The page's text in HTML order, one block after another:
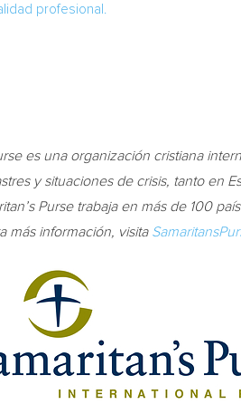
profesional.
es una organización cristiana
y situaciones de crisis, tanto en
Purse trabaja en más de 100
más información, visita